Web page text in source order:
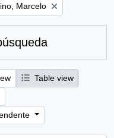
Marcelo
Table view